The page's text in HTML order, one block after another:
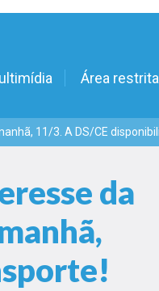
Área restrita
11/3. A DS/CE
da